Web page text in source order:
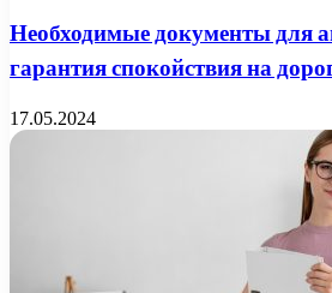
Необходимые документы для
гарантия спокойствия на
17.05.2024